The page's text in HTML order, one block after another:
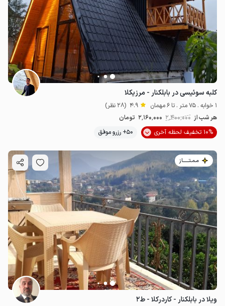
کلبه سوئیسی در بابلکنار - مرزیکلا
1 خوابه . 75 متر . تا 6 مهمان 4.9 (28 نظر)
هر شب از 2٬400٬000 2٬160٬000 تومان
10% تخفیف لحظه آخری
50+ رزرو موفق
مـمـتــــــاز
ویلا در بابلکنار - کاردرکلا - ط۲